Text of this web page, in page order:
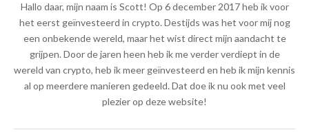
Hallo daar, mijn naam is Scott! Op 6 december 2017 heb ik voor
het eerst geïnvesteerd in crypto. Destijds was het voor mij nog
een onbekende wereld, maar het wist direct mijn aandacht te
grijpen. Door de jaren heen heb ik me verder verdiept in de
wereld van crypto, heb ik meer geïnvesteerd en heb ik mijn kennis
al op meerdere manieren gedeeld. Dat doe ik nu ook met veel
plezier op deze website!